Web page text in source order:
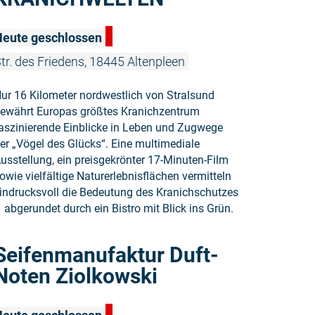
geschlossen
des Friedens, 18445 Altenpleen
16 Kilometer nordwestlich von Stralsund
Europas größtes Kranichzentrum
Einblicke in Leben und Zugwege
„Vögel des Glücks“. Eine multimediale
ein preisgekrönter 17-Minuten-Film
vielfältige Naturerlebnisflächen vermitteln
die Bedeutung des Kranichschutzes
abgerundet durch ein Bistro mit Blick ins Grün.
Duft-
Ziolkowski